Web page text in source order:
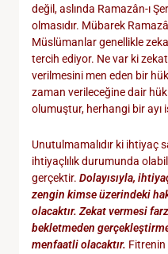
değil, aslında Ramazân-ı
olmasıdır. Mübarek
Müslümanlar genellikle
tercih ediyor. Ne var ki
verilmesini men eden bir
zaman verileceğine dair
olumuştur, herhangi bir ayı
Unutulmamalıdır ki ihtiyaç
ihtiyaçlılık durumunda
gerçektir. Dolayısıyla,
zengin kimse üzerindeki
olacaktır. Zekat vermesi
bekletmeden
menfaatli olacaktır. Fitrenin